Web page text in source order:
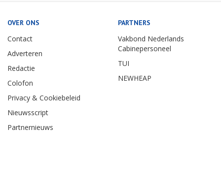
OVER ONS
Contact
Adverteren
Redactie
Colofon
Privacy & Cookiebeleid
Nieuwsscript
Partnernieuws
PARTNERS
Vakbond Nederlands
Cabinepersoneel
TUI
NEWHEAP